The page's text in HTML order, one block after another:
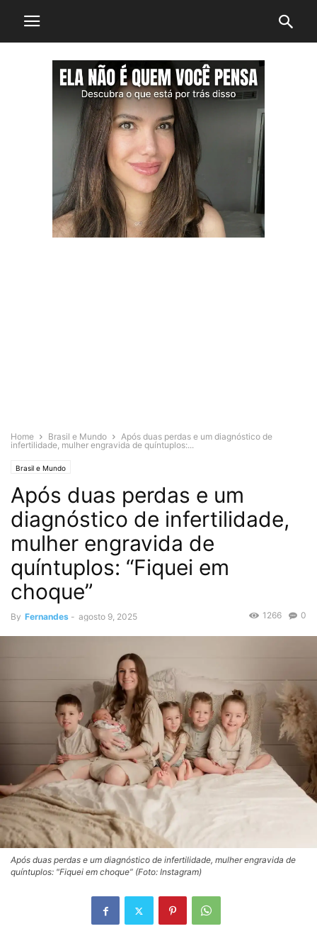
Home Brasil e Mundo
Após duas perdas e um diagnóstico de
infertilidade, mulher engravida de quíntuplos:...
Brasil e Mundo
Após duas perdas e um
diagnóstico de infertilidade,
mulher engravida de
quíntuplos: “Fiquei em
choque”
By Fernandes - agosto 9, 2025 0
1266
Após duas perdas e um diagnóstico de infertilidade, mulher engravida de
quíntuplos: "Fiquei em choque” (Foto: Instagram)